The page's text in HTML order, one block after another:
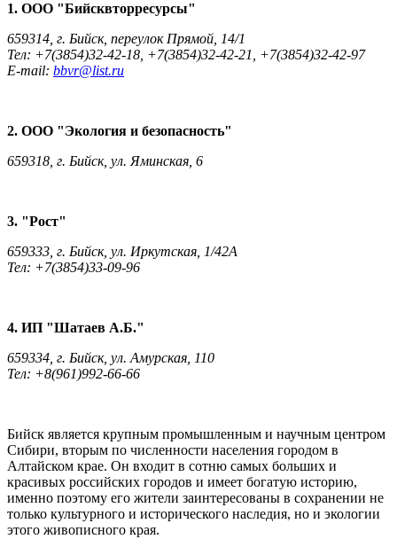
1. ООО "Бийсквторресурсы"
659314, г. Бийск, переулок Прямой, 14/1
Тел: +7(3854)32-42-18, +7(3854)32-42-21, +7(3854)32-42-97
E-mail: bbvr@list.ru
2. ООО "Экология и безопасность"
659318, г. Бийск, ул. Яминская, 6
3. "Рост"
659333, г. Бийск, ул. Иркутская, 1/42А
Тел: +7(3854)33-09-96
4. ИП "Шатаев А.Б."
659334, г. Бийск, ул. Амурская, 110
Тел: +8(961)992-66-66
Бийск является крупным промышленным и научным центром
Сибири, вторым по численности населения городом в
Алтайском крае. Он входит в сотню самых больших и
красивых российских городов и имеет богатую историю,
именно поэтому его жители заинтересованы в сохранении не
только культурного и исторического наследия, но и экологии
этого живописного края.